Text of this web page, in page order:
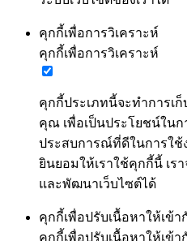
คุกกี้เพื่อการวิเคราะห์
คุกกี้เพื่อการวิเคราะห์
คุกกี้ประเภทนี้จะทำการเ
คุณ เพื่อเป็นประโยชน์ใน
ประสบการณ์ที่ดีในการใช้
ยินยอมให้เราใช้คุกกี้นี้ เร
และพัฒนาเว็บไซต์ได้
คุกกี้เพื่อปรับเนื้อหาให้เข้
คุกกี้เพื่อปรับเนื้อหาให้เข้